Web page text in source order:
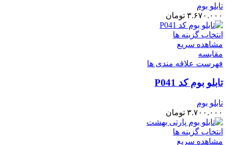
تابلو بوم
۳.۶۷۰.۰۰۰ تومان
انتخاب گزینه ها
مشاهده سریع
مقایسه
فهرست علاقه مندی ها
تابلو بوم کد P041
تابلو بوم
۳.۷۰۰.۰۰۰ تومان
انتخاب گزینه ها
مشاهده سریع